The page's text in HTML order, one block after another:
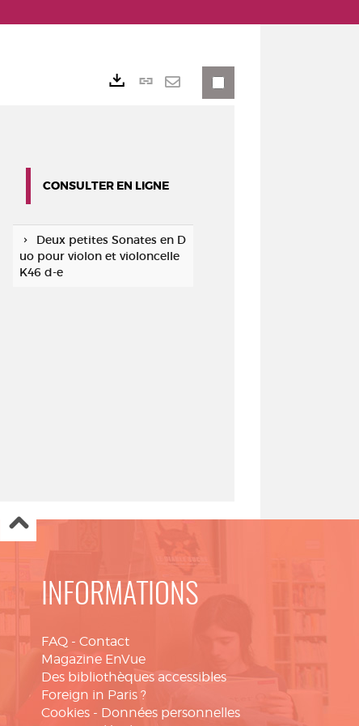
Lien
CONSULTER EN LIGNE
Deux petites Sonates en D
uo pour violon et violoncelle
K46 d-e
INFORMATIONS
FAQ - Contact
Magazine EnVue
Des bibliothèques accessibles
Foreign in Paris ?
Cookies - Données personnelles